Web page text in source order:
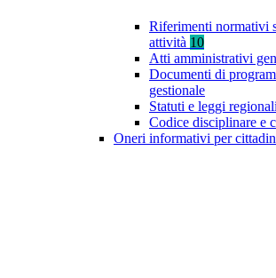
Riferimenti normativi
attività 10
Atti amministrativi
Documenti di
gestionale
Statuti e leggi regionali
Codice disciplinare e
Oneri informativi per